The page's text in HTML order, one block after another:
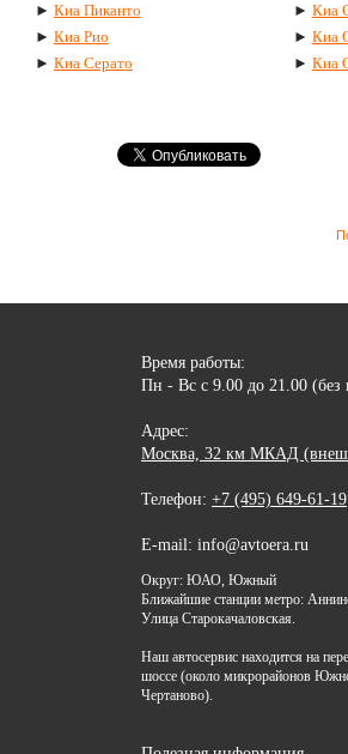
► Киа Пиканто ► Киа
► Киа Рио ► Киа
► Киа Серато ► Киа
Время работы:
Пн - Вс с 9.00 до 21.00 (без
Адрес:
Москва, 32 км МКАД
Телефон: +7 (495) 649-61-19
E-mail: info@avtoera.ru
Округ: ЮАО, Южный
Ближайшие станции метро:
Улица Старокачаловская.
Наш автосервис находится на
шоссе (около микрорайонов
Чертаново).